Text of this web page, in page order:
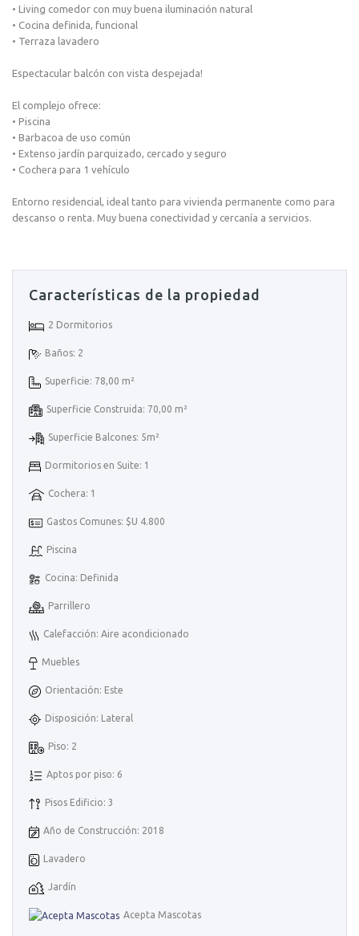
• Living comedor con muy buena iluminación natural
• Cocina definida, funcional
• Terraza lavadero
Espectacular balcón con vista despejada!
El complejo ofrece:
• Piscina
• Barbacoa de uso común
• Extenso jardín parquizado, cercado y seguro
• Cochera para 1 vehículo
Entorno residencial, ideal tanto para vivienda permanente como para
descanso o renta. Muy buena conectividad y cercanía a servicios.
Características de la propiedad
2 Dormitorios
Baños: 2
Superficie: 78,00 m²
Superficie Construida: 70,00 m²
Superficie Balcones: 5m²
Dormitorios en Suite: 1
Cochera: 1
Gastos Comunes: $U 4.800
Piscina
Cocina: Definida
Parrillero
Calefacción: Aire acondicionado
Muebles
Orientación: Este
Disposición: Lateral
Piso: 2
Aptos por piso: 6
Pisos Edificio: 3
Año de Construcción: 2018
Lavadero
Jardín
Acepta Mascotas